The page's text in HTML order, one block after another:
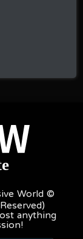
World ©
anything